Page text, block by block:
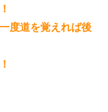
度道を覚えれば後